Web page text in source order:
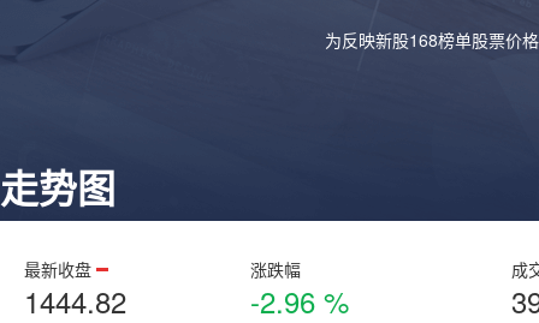
为反映新股168榜单股票价
走势图
最新收盘
1444.82
涨跌幅
-2.96 %
成